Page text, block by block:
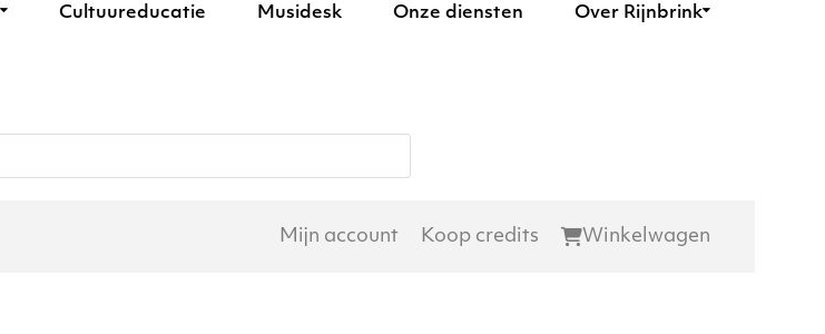
Cultuureducatie Musidesk Onze diensten Over Rijnbrink
Mijn account Koop credits Winkelwagen